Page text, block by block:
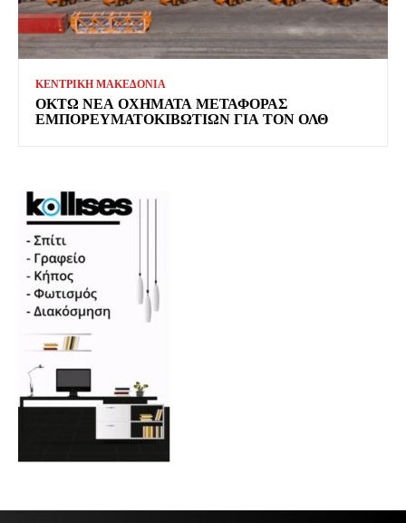
ΚΕΝΤΡΙΚΗ ΜΑΚΕΔΟΝΙΑ
ΟΚΤΏ ΝΈΑ ΟΧΉΜΑΤΑ ΜΕΤΑΦΟΡΆΣ
ΕΜΠΟΡΕΥΜΑΤΟΚΙΒΩΤΊΩΝ ΓΙΑ ΤΟΝ ΟΛΘ